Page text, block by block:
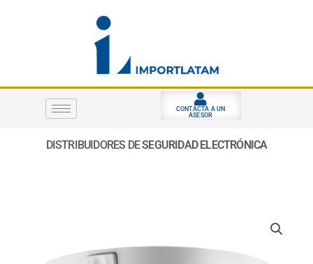
CONTACTA A UN
ASESOR
DISTRIBUIDORES DESEGURIDAD ELECTRÓNICA